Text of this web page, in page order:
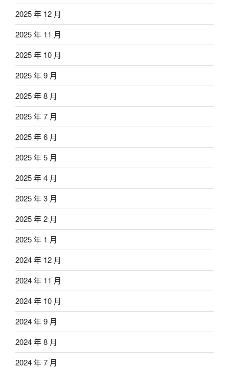
2025 年 12 月
2025 年 11 月
2025 年 10 月
2025 年 9 月
2025 年 8 月
2025 年 7 月
2025 年 6 月
2025 年 5 月
2025 年 4 月
2025 年 3 月
2025 年 2 月
2025 年 1 月
2024 年 12 月
2024 年 11 月
2024 年 10 月
2024 年 9 月
2024 年 8 月
2024 年 7 月